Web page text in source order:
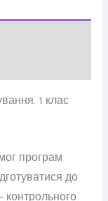
1 клас
програм
до
контрольного